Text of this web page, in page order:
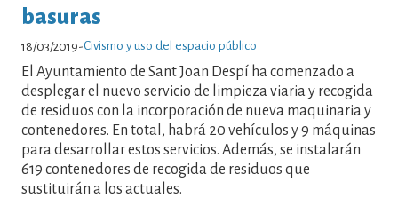
basuras
18/03/2019-Civismo y uso del espacio público
El Ayuntamiento de Sant Joan Despí ha comenzado a
desplegar el nuevo servicio de limpieza viaria y recogida
de residuos con la incorporación de nueva maquinaria y
contenedores. En total, habrá 20 vehículos y 9 máquinas
para desarrollar estos servicios. Además, se instalarán
619 contenedores de recogida de residuos que
sustituirán a los actuales.